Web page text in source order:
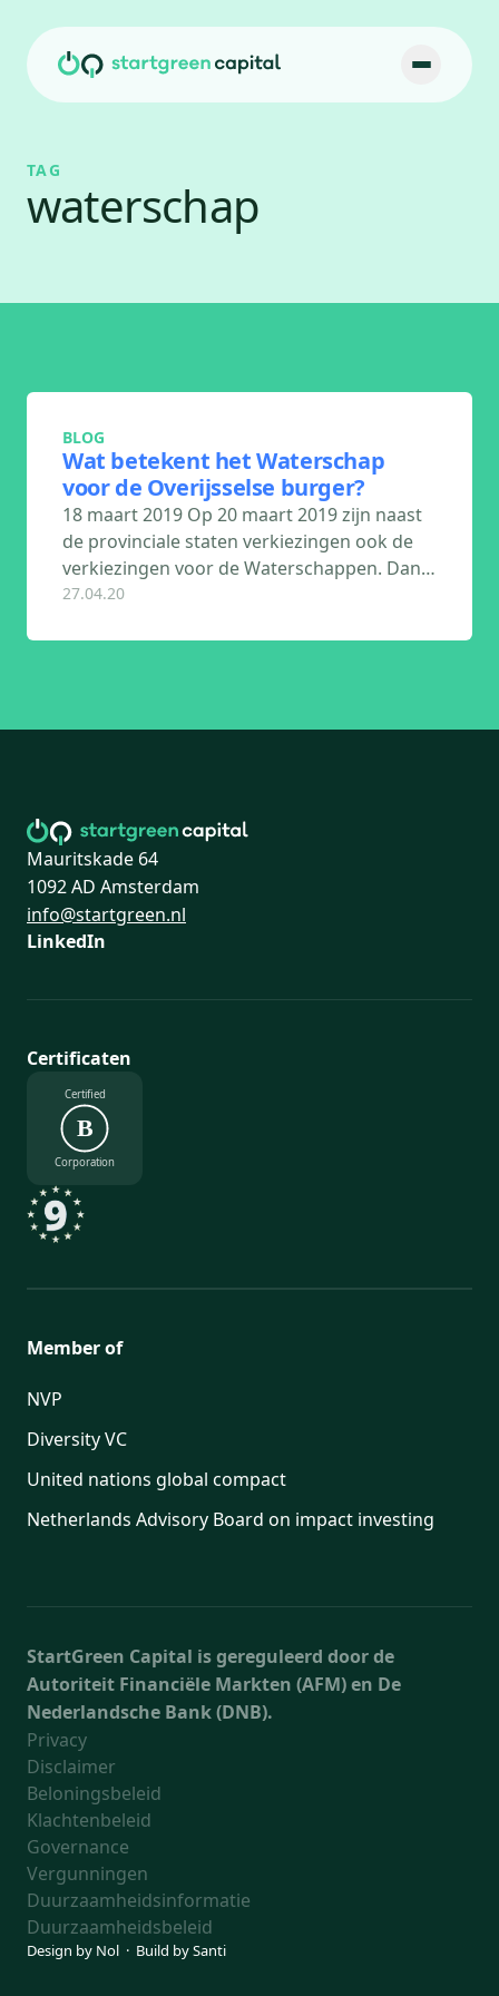
TAG
waterschap
BLOG
Wat betekent het Waterschap
voor de Overijsselse burger?
18 maart 2019 Op 20 maart 2019 zijn naast
de provinciale staten verkiezingen ook de
verkiezingen voor de Waterschappen. Dan…
27.04.20
Mauritskade 64
1092 AD Amsterdam
info@startgreen.nl
LinkedIn
Certificaten
Certified
B
Corporation
Member of
NVP
Diversity VC
United nations global compact
Netherlands Advisory Board on impact investing
StartGreen Capital is gereguleerd door de
Autoriteit Financiële Markten (AFM) en De
Nederlandsche Bank (DNB).
Privacy
Disclaimer
Beloningsbeleid
Klachtenbeleid
Governance
Vergunningen
Duurzaamheidsinformatie
Duurzaamheidsbeleid
Design by Nol · Build bySanti